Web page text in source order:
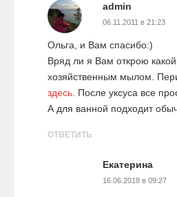
admin
06.11.2011 в 21:23
Ольга, и Вам спасибо:)
Вряд ли я Вам открою
хозяйственным мылом.
здесь. После уксуса все
А для ванной подходит
ОТВЕТИТЬ
Екатерина
16.06.2018 в 09:27